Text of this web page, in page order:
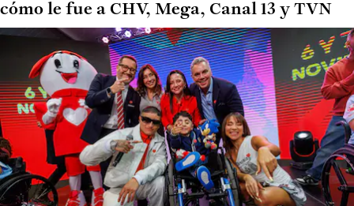
cómo le fue a CHV, Mega, Canal 13 y TVN